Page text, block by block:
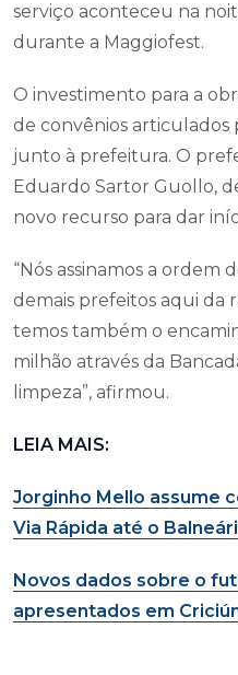
serviço aconteceu na
durante a Maggiofest.
O investimento para a
de convênios
junto à prefeitura. O
Eduardo Sartor Guollo,
novo recurso para dar
“Nós assinamos a ordem
demais prefeitos aqui da
temos também o
milhão através da
limpeza”, afirmou.
LEIA MAIS:
Jorginho Mello assume
Via Rápida até o
Novos dados sobre o
apresentados em